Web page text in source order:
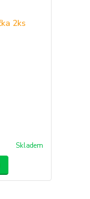
Skladem